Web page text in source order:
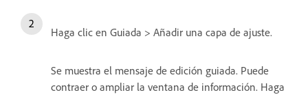
Haga clic en Guiada > Añadir una capa de ajuste.
Se muestra el mensaje de edición guiada. Puede
contraer o ampliar la ventana de información. Haga